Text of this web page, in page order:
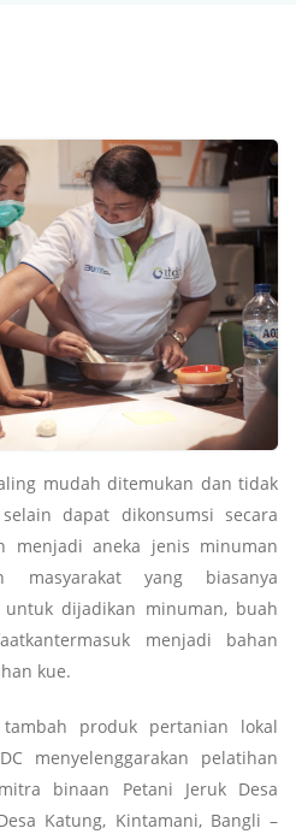
mudah ditemukan dan tidak
dapat dikonsumsi secara
menjadi aneka jenis minuman
masyarakat yang biasanya
dijadikan minuman, buah
menjadi bahan
kue.
produk pertanian lokal
menyelenggarakan pelatihan
binaan Petani Jeruk Desa
Katung, Kintamani, Bangli –